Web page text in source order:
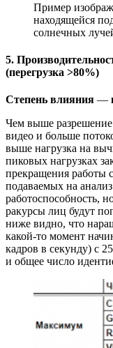
Пример
находящейся
солнечных
5.
(перегрузка >80%)
Степень влияния —
Чем выше
видео и больше
выше нагрузка на
пиковых нагрузках
прекращения работы
подаваемых на
работоспособность,
ракурсы лиц будут
ниже видно, что
какой-то момент
кадров в секунду) с
и общее число